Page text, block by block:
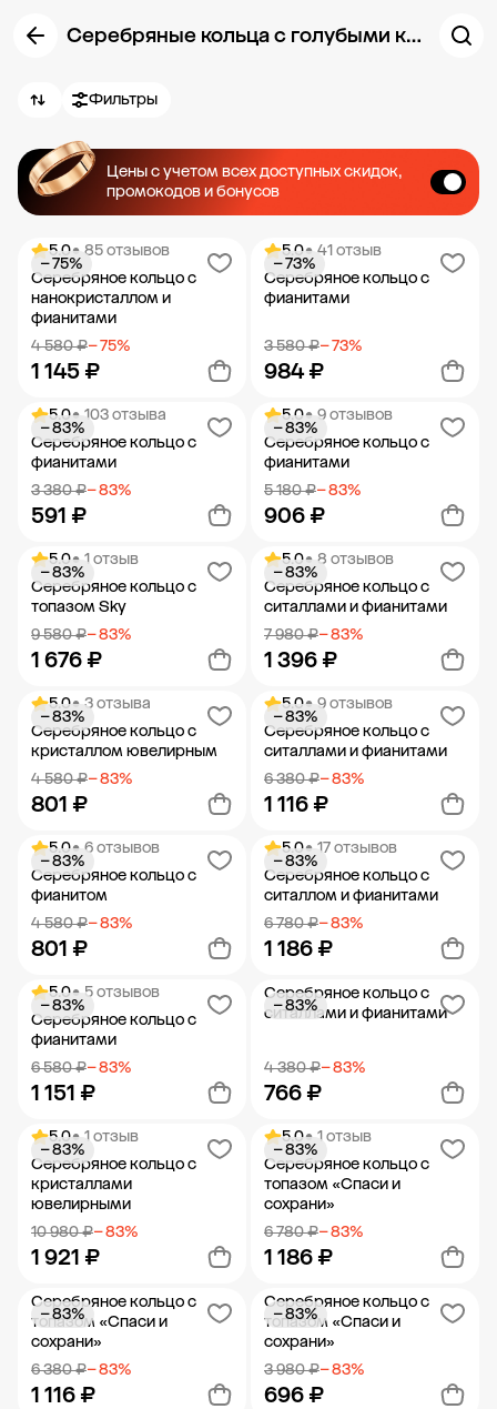
Серебряные кольца с голубыми камнями
Фильтры
Цены с учетом всех доступных скидок,
промокодов и бонусов
5.0• 85 отзывов
Серебряное кольцо с
нанокристаллом и
фианитами
4 580 ₽− 75%
1 145 ₽
− 75%
Добавить в корзину
5.0• 41 отзыв
Серебряное кольцо с
фианитами
3 580 ₽− 73%
984 ₽
− 73%
Добавить в корзину
5.0• 103 отзыва
Серебряное кольцо с
фианитами
3 380 ₽− 83%
591 ₽
− 83%
Добавить в корзину
5.0• 9 отзывов
Серебряное кольцо с
фианитами
5 180 ₽− 83%
906 ₽
− 83%
Добавить в корзину
5.0• 1 отзыв
Серебряное кольцо с
топазом Sky
9 580 ₽− 83%
1 676 ₽
− 83%
Добавить в корзину
5.0• 8 отзывов
Серебряное кольцо с
ситаллами и фианитами
7 980 ₽− 83%
1 396 ₽
− 83%
Добавить в корзину
5.0• 3 отзыва
Серебряное кольцо с
кристаллом ювелирным
4 580 ₽− 83%
801 ₽
− 83%
Добавить в корзину
5.0• 9 отзывов
Серебряное кольцо с
ситаллами и фианитами
6 380 ₽− 83%
1 116 ₽
− 83%
Добавить в корзину
5.0• 6 отзывов
Серебряное кольцо с
фианитом
4 580 ₽− 83%
801 ₽
− 83%
Добавить в корзину
5.0• 17 отзывов
Серебряное кольцо с
ситаллом и фианитами
6 780 ₽− 83%
1 186 ₽
− 83%
Добавить в корзину
5.0• 5 отзывов
Серебряное кольцо с
фианитами
6 580 ₽− 83%
1 151 ₽
− 83%
Добавить в корзину
Серебряное кольцо с
ситаллами и фианитами
4 380 ₽− 83%
766 ₽
− 83%
Добавить в корзину
5.0• 1 отзыв
Серебряное кольцо с
кристаллами
ювелирными
10 980 ₽− 83%
1 921 ₽
− 83%
Добавить в корзину
5.0• 1 отзыв
Серебряное кольцо с
топазом «Спаси и
сохрани»
6 780 ₽− 83%
1 186 ₽
− 83%
Добавить в корзину
Серебряное кольцо с
топазом «Спаси и
сохрани»
6 380 ₽− 83%
1 116 ₽
− 83%
Серебряное кольцо с
топазом «Спаси и
сохрани»
3 980 ₽− 83%
696 ₽
− 83%